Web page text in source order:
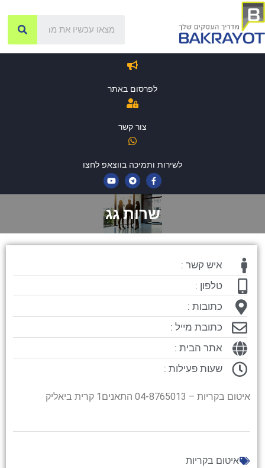
לפרסום באתר
צור קשר
לשירות ותמיכה בווצאפ לחצו
שרות גג
איש קשר :
טלפון :
כתובות :
כתובת מייל :
אתר הבית :
שעות פעילות :
איטום בקריות – 04-8765013 התאנים1 קרית ביאליק
איטום בקריות